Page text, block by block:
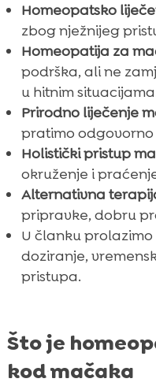
Homeopatsko
zbog nježnijeg
Homeopatija za
podrška, ali ne
u hitnim
Prirodno liječenje
pratimo odgovorno
Holistički pristup
okruženje i
Alternativna
pripravke, dobru
U članku
doziranje,
pristupa.
Što je
kod mačaka